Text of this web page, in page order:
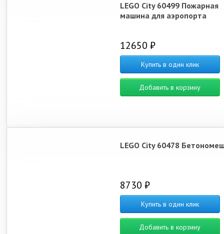
LEGO City 60499 Пожарная
машина для аэропорта
12650 ₽
Купить в один клик
Добавить в корзину
LEGO City 60478
8730 ₽
Купить в один клик
Добавить в корзину